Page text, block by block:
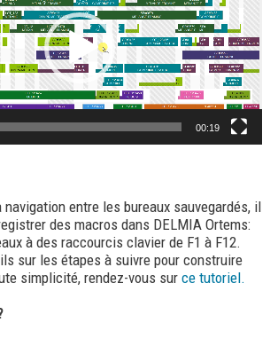
00:19
entre les bureaux sauvegardés, il
des macros dans DELMIA Ortems:
à des raccourcis clavier de F1 à F12.
sur les étapes à suivre pour construire
simplicité, rendez-vous sur ce tutoriel.